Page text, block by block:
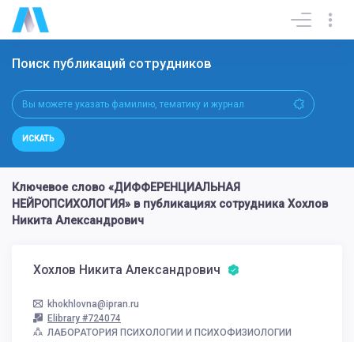
Поиск публикаций сотрудников
ИСКАТЬ
Ключевое слово «ДИФФЕРЕНЦИАЛЬНАЯ
НЕЙРОПСИХОЛОГИЯ» в публикациях сотрудника Хохлов
Никита Александрович
Хохлов Никита Александрович
khokhlovna@ipran.ru
Elibrary #724074
ЛАБОРАТОРИЯ ПСИХОЛОГИИ И ПСИХОФИЗИОЛОГИИ